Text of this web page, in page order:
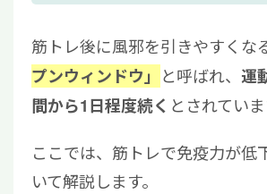
ぜ？
4.2筋トレ後の免疫低下は何
5適度な筋トレで免疫力向上を目
筋トレ後に風邪を引きやすくな
プンウィンドウ」 と呼ばれ、 運
間から1日程度続く とされていま
ここでは、筋トレで免疫力が低
いて解説します。